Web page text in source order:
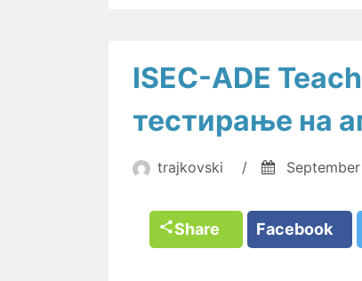
ISEC-ADE
тестирање на
trajkovski /
Share Facebook